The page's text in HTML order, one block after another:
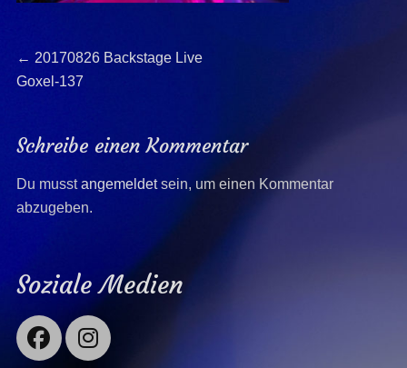
Beitragsnavigation
← Previous
post:
20170826 Backstage Live
Goxel-137
Schreibe einen Kommentar
Du musstangemeldetsein, um einen Kommentar
abzugeben.
Soziale Medien
Facebook
Instagram